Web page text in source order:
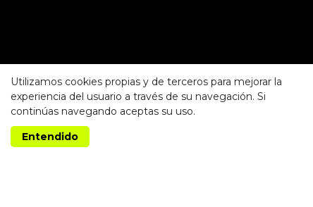
Utilizamos cookies propias y de terceros para mejorar la
experiencia del usuario a través de su navegación. Si
continúas navegando aceptas su uso.
Entendido